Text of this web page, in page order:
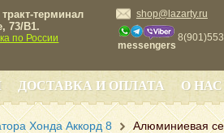
терминал
73/B1.
по России
shop@lazarty.ru
messengers
ДОСТАВКА И ОПЛАТА О НАС
Хонда Аккорд 8 Алюминиевая